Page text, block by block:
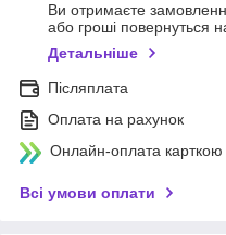
Ви отримаєте
або гроші повернуться
Детальніше
Післяплата
Оплата на рахунок
Онлайн-оплата
Всі умови оплати